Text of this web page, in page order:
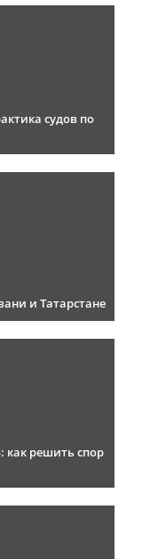
судов по
и Татарстане
как решить спор